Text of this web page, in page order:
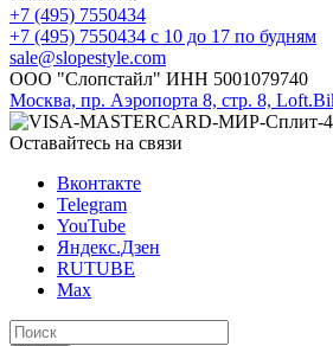
+7 (495) 7550434
+7 (495) 7550434 с 10 до 17 по будням
sale@slopestyle.com
ООО "Слопстайл" ИНН 5001079740
Москва, пр. Аэропорта 8, стр. 8,
Оставайтесь на связи
Вконтакте
Telegram
YouTube
Яндекс.Дзен
RUTUBE
Max